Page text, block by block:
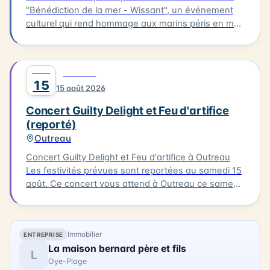
"Bénédiction de la mer - Wissant", un événement
culturel qui rend hommage aux marins péris en mer.
déroulera la bénédiction. Cette cérémonie sera
accompagnée de chants et aura lieu en présence
de flobarts, bateaux de pêche traditionnels. Ce
lieu dans un cadre emblématique de la Côte
d'Opale.
15 15 août 2026
Concert Guilty Delight et Feu d'artifice
(reporté)
Outreau
Concert Guilty Delight et Feu d'artifice à Outreau
Les festivités prévues sont reportées au samedi 15
août. Ce concert vous attend à Outreau ce samedi
ENTREPRISE Immobilier
L La maison bernard père et fils
Oye-Plage